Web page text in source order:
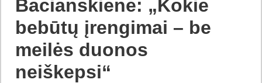
Bacianskienė: „Kokie
bebūtų įrengimai – be
meilės duonos
neiškepsi“